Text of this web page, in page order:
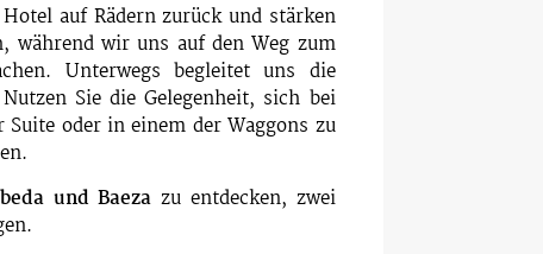
auf Rädern zurück und stärken
während wir uns auf den Weg zum
Unterwegs begleitet uns die
Sie die Gelegenheit, sich bei
oder in einem der Waggons zu
und Baeza zu entdecken, zwei